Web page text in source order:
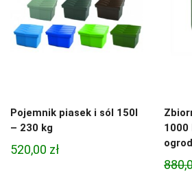
Pojemnik piasek i sól 150l
– 230 kg
520,00 zł